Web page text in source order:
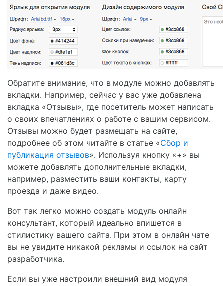
Обратите внимание, что в модуле можно добавлять
вкладки. Например, сейчас у вас уже добавлена
вкладка «Отзывы», где посетитель может написать
о своих впечатлениях о работе с вашим сервисом.
Отзывы можно будет размещать на сайте,
подробнее об этом читайте в статье «Сбор и
публикация отзывов». Используя кнопку «+» вы
можете добавлять дополнительные вкладки,
например, разместить ваши контакты, карту
проезда и даже видео.
Вот так легко можно создать модуль онлайн
консультант, который идеально впишется в
стилистику вашего сайта. При этом в онлайн чате
вы не увидите никакой рекламы и ссылок на сайт
разработчика.
Если вы уже настроили внешний вид модуля